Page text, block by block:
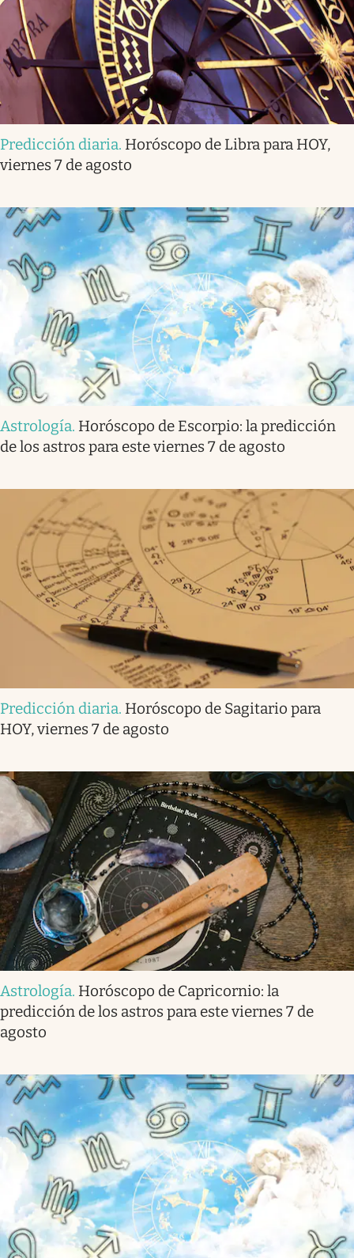
Predicción diaria. Horóscopo de Libra para HOY,
viernes 7 de agosto
Astrología. Horóscopo de Escorpio: la predicción
de los astros para este viernes 7 de agosto
Predicción diaria. Horóscopo de Sagitario para
HOY, viernes 7 de agosto
Astrología. Horóscopo de Capricornio: la
predicción de los astros para este viernes 7 de
agosto